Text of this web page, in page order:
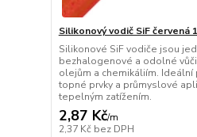
Silikonový vodič SiF červená
Silikonové SiF vodiče jsou
bezhalogenové a odolné
olejům a chemikáliím. Ideální
topné prvky a průmyslové
tepelným zatížením.
2,87 Kč/m
2,37 Kč bez DPH